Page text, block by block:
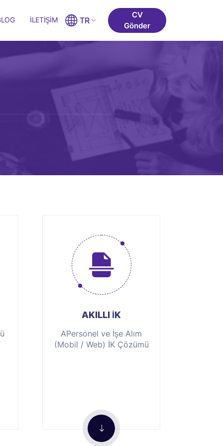
İLETIŞIM TR
CV
Gönder
AKILLI İK
APersonel ve İşe Alım
(Mobil / Web) İK Çözümü